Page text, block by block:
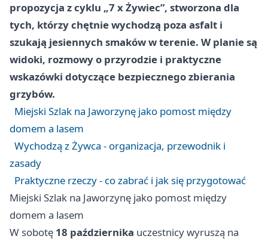
propozycja z cyklu „7 x Żywiec”, stworzona dla
tych, którzy chętnie wychodzą poza asfalt i
szukają jesiennych smaków w terenie. W planie są
widoki, rozmowy o przyrodzie i praktyczne
wskazówki dotyczące bezpiecznego zbierania
grzybów.
Miejski Szlak na Jaworzynę jako pomost między
domem a lasem
Wychodzą z Żywca - organizacja, przewodnik i
zasady
Praktyczne rzeczy - co zabrać i jak się przygotować
Miejski Szlak na Jaworzynę jako pomost między
domem a lasem
W sobotę 18 października uczestnicy wyruszą na